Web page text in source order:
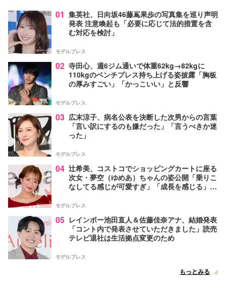
01 集英社、日向坂46藤嶌果歩の写真集を巡り声明
発表 注意喚起も「必要に応じて法的措置を含
む対応を検討」
モデルプレス
02 寺田心、週6ジム通いで体重62kg→82kgに
110kgのベンチプレス持ち上げる姿披露「胸板
の厚みすごい」「かっこいい」と反響
モデルプレス
03 広末涼子、病名公表を決断した次男からの言葉
「言い訳にするのも嫌だった」「言うべきか迷
った」
モデルプレス
04 辻希美、コストコでショッピングカートに座る
次女・夢空（ゆめあ）ちゃんの姿公開「乗りこ
なしてる感じが可愛すぎ」「成長を感じる」の
モデルプレス
05 レインボー池田直人＆佐藤佳奈アナ、結婚発表
「コント内で発表させていただきました」読売
テレビ退社は生活拠点変更のため
モデルプレス
もっとみる